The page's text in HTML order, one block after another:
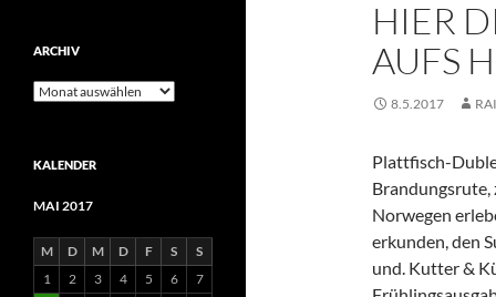
HIER
AUFS
8.5.2017
Plattfisch-
Brandungsrute,
Norwegen
erkunden, den
und. Kutter &
ARCHIV
Archiv
KALENDER
MAI 2017
M D M D F S
S
1
2 3 4 5 6
7